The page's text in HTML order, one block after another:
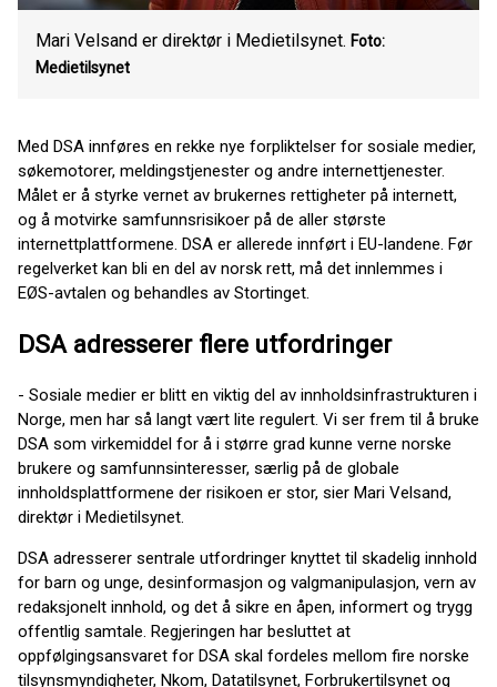
Mari Velsand er direktør i Medietilsynet. Foto:
Medietilsynet
Med DSA innføres en rekke nye forpliktelser for sosiale medier,
søkemotorer, meldingstjenester og andre internettjenester.
Målet er å styrke vernet av brukernes rettigheter på internett,
og å motvirke samfunnsrisikoer på de aller største
internettplattformene. DSA er allerede innført i EU-landene. Før
regelverket kan bli en del av norsk rett, må det innlemmes i
EØS-avtalen og behandles av Stortinget.
DSA adresserer flere utfordringer
- Sosiale medier er blitt en viktig del av innholdsinfrastrukturen i
Norge, men har så langt vært lite regulert. Vi ser frem til å bruke
DSA som virkemiddel for å i større grad kunne verne norske
brukere og samfunnsinteresser, særlig på de globale
innholdsplattformene der risikoen er stor, sier Mari Velsand,
direktør i Medietilsynet.
DSA adresserer sentrale utfordringer knyttet til skadelig innhold
for barn og unge, desinformasjon og valgmanipulasjon, vern av
redaksjonelt innhold, og det å sikre en åpen, informert og trygg
offentlig samtale. Regjeringen har besluttet at
oppfølgingsansvaret for DSA skal fordeles mellom fire norske
tilsynsmyndigheter, Nkom, Datatilsynet, Forbrukertilsynet og